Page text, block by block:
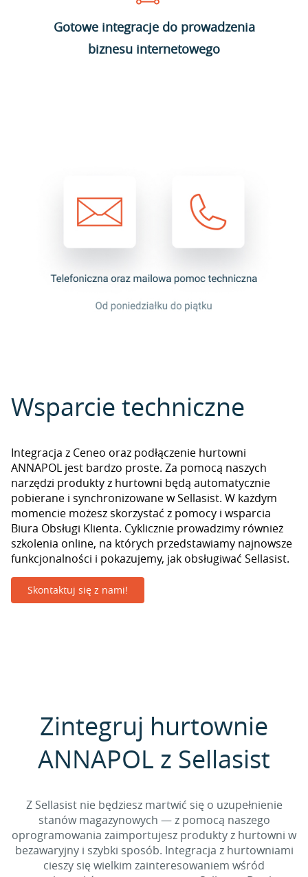
Gotowe integracje do prowadzenia
biznesu internetowego
Wsparcie techniczne
Integracja z Ceneo oraz podłączenie hurtowni
ANNAPOL jest bardzo proste. Za pomocą naszych
narzędzi produkty z hurtowni będą automatycznie
pobierane i synchronizowane w Sellasist. W każdym
momencie możesz skorzystać z pomocy i wsparcia
Biura Obsługi Klienta. Cyklicznie prowadzimy również
szkolenia online, na których przedstawiamy najnowsze
funkcjonalności i pokazujemy, jak obsługiwać Sellasist.
Skontaktuj się z nami!
Zintegruj hurtownie
ANNAPOL z Sellasist
Z Sellasist nie będziesz martwić się o uzupełnienie
stanów magazynowych — z pomocą naszego
oprogramowania zaimportujesz produkty z hurtowni w
bezawaryjny i szybki sposób. Integracja z hurtowniami
cieszy się wielkim zainteresowaniem wśród